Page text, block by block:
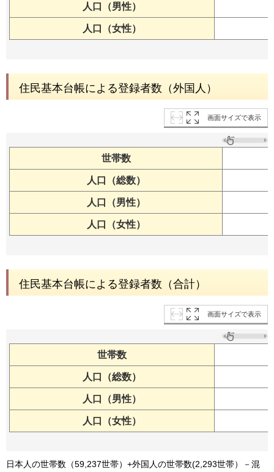
人口（男性）
人口（女性）
住民基本台帳による登録者数（外国人）
画面サイズで表示
世帯数
人口（総数）
人口（男性）
人口（女性）
住民基本台帳による登録者数（合計）
画面サイズで表示
世帯数
人口（総数）
人口（男性）
人口（女性）
日本人の世帯数（59,237世帯）+外国人の世帯数(2,293世帯）－混